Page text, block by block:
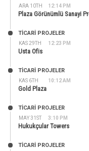
ARA 10TH 12:14 PM
Plaza Görünümlü Sanayi
KAS 29TH 12:23 PM
TİCARİ PROJELER
Usta Ofis
KAS 6TH 10:12 AM
TİCARİ PROJELER
Gold Plaza
MAY 31ST 3:10 PM
TİCARİ PROJELER
Hukukçular Towers
TİCARİ PROJELER